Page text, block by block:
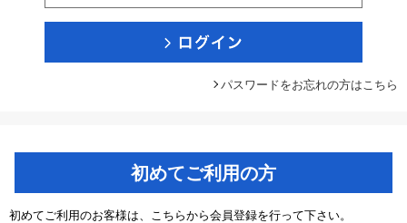
パスワードをお忘れの方はこちら
初めてご利用の方
初めてご利用のお客様は、こちらから会員登録を行って下さい。